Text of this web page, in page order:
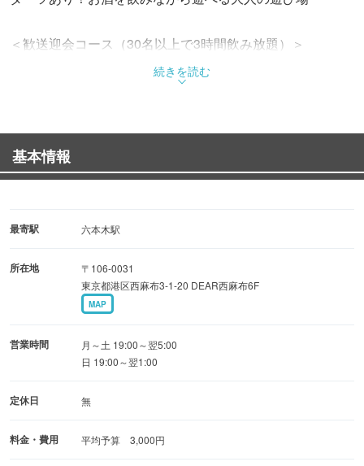
＜歓送迎会コース（30名以上で3時間飲み放題）＞
5,500円コース（税込） 料理8品
5,000円コース（税込） 料理7品
5,500円コース（税込） 料理7品
5,000円コース（税込） 料理7品
4,500円コース（税込） 料理5品※飲み放題にワイン含ま
→2時間3,780円（税込）
続きを読む
基本情報
最寄駅 六本木駅
所在地
〒106-0031
東京都港区西麻布3-1-20 DEAR西麻布6F
MAP
営業時間
月～土 19:00～翌5:00
日 19:00～翌1:00
定休日 無
料金・費用 平均予算 3,000円